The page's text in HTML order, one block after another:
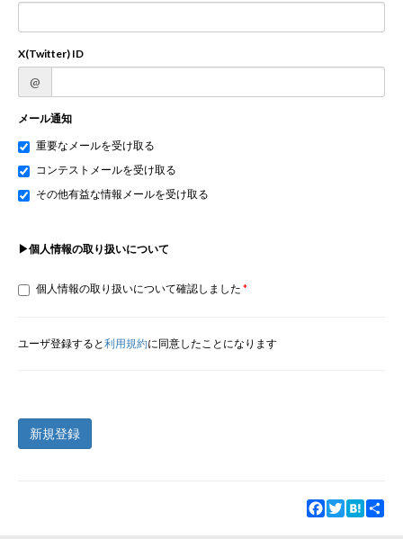
X(Twitter) ID
@
メール通知
重要なメールを受け取る
コンテストメールを受け取る
その他有益な情報メールを受け取る
▶個人情報の取り扱いについて
個人情報の取り扱いについて確認しました
ユーザ登録すると利用規約に同意したことになります
新規登録
Facebook
TwitterHatena